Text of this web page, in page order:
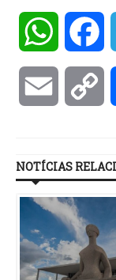
Email
NOTÍCIAS